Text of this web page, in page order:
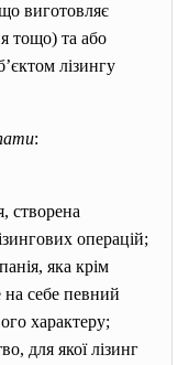
виготовляє
тощо) та або
лізингу
:
створена
операцій;
яка крім
на себе певний
характеру;
для якої лізинг